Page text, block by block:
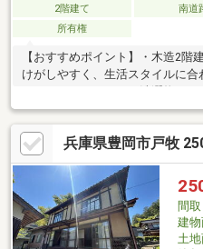
2階建て 南道
所有権
【おすすめポイント】・木造2階
けがしやすく、生活スタイルに合
す。・駐車場はありませんが、
りです。・スーパーマルワ豊岡
に立ち寄りやすい立地です。・ゴ
230mで、日用品の購入にも利用
まで750mで、散歩や気分転換の
兵庫県豊岡市戸牧
間取
建
土